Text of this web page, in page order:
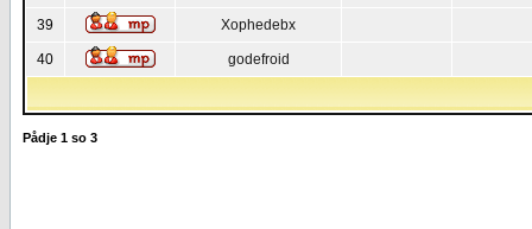
39 Xophedebx
40 godefroid
Pådje 1 so 3